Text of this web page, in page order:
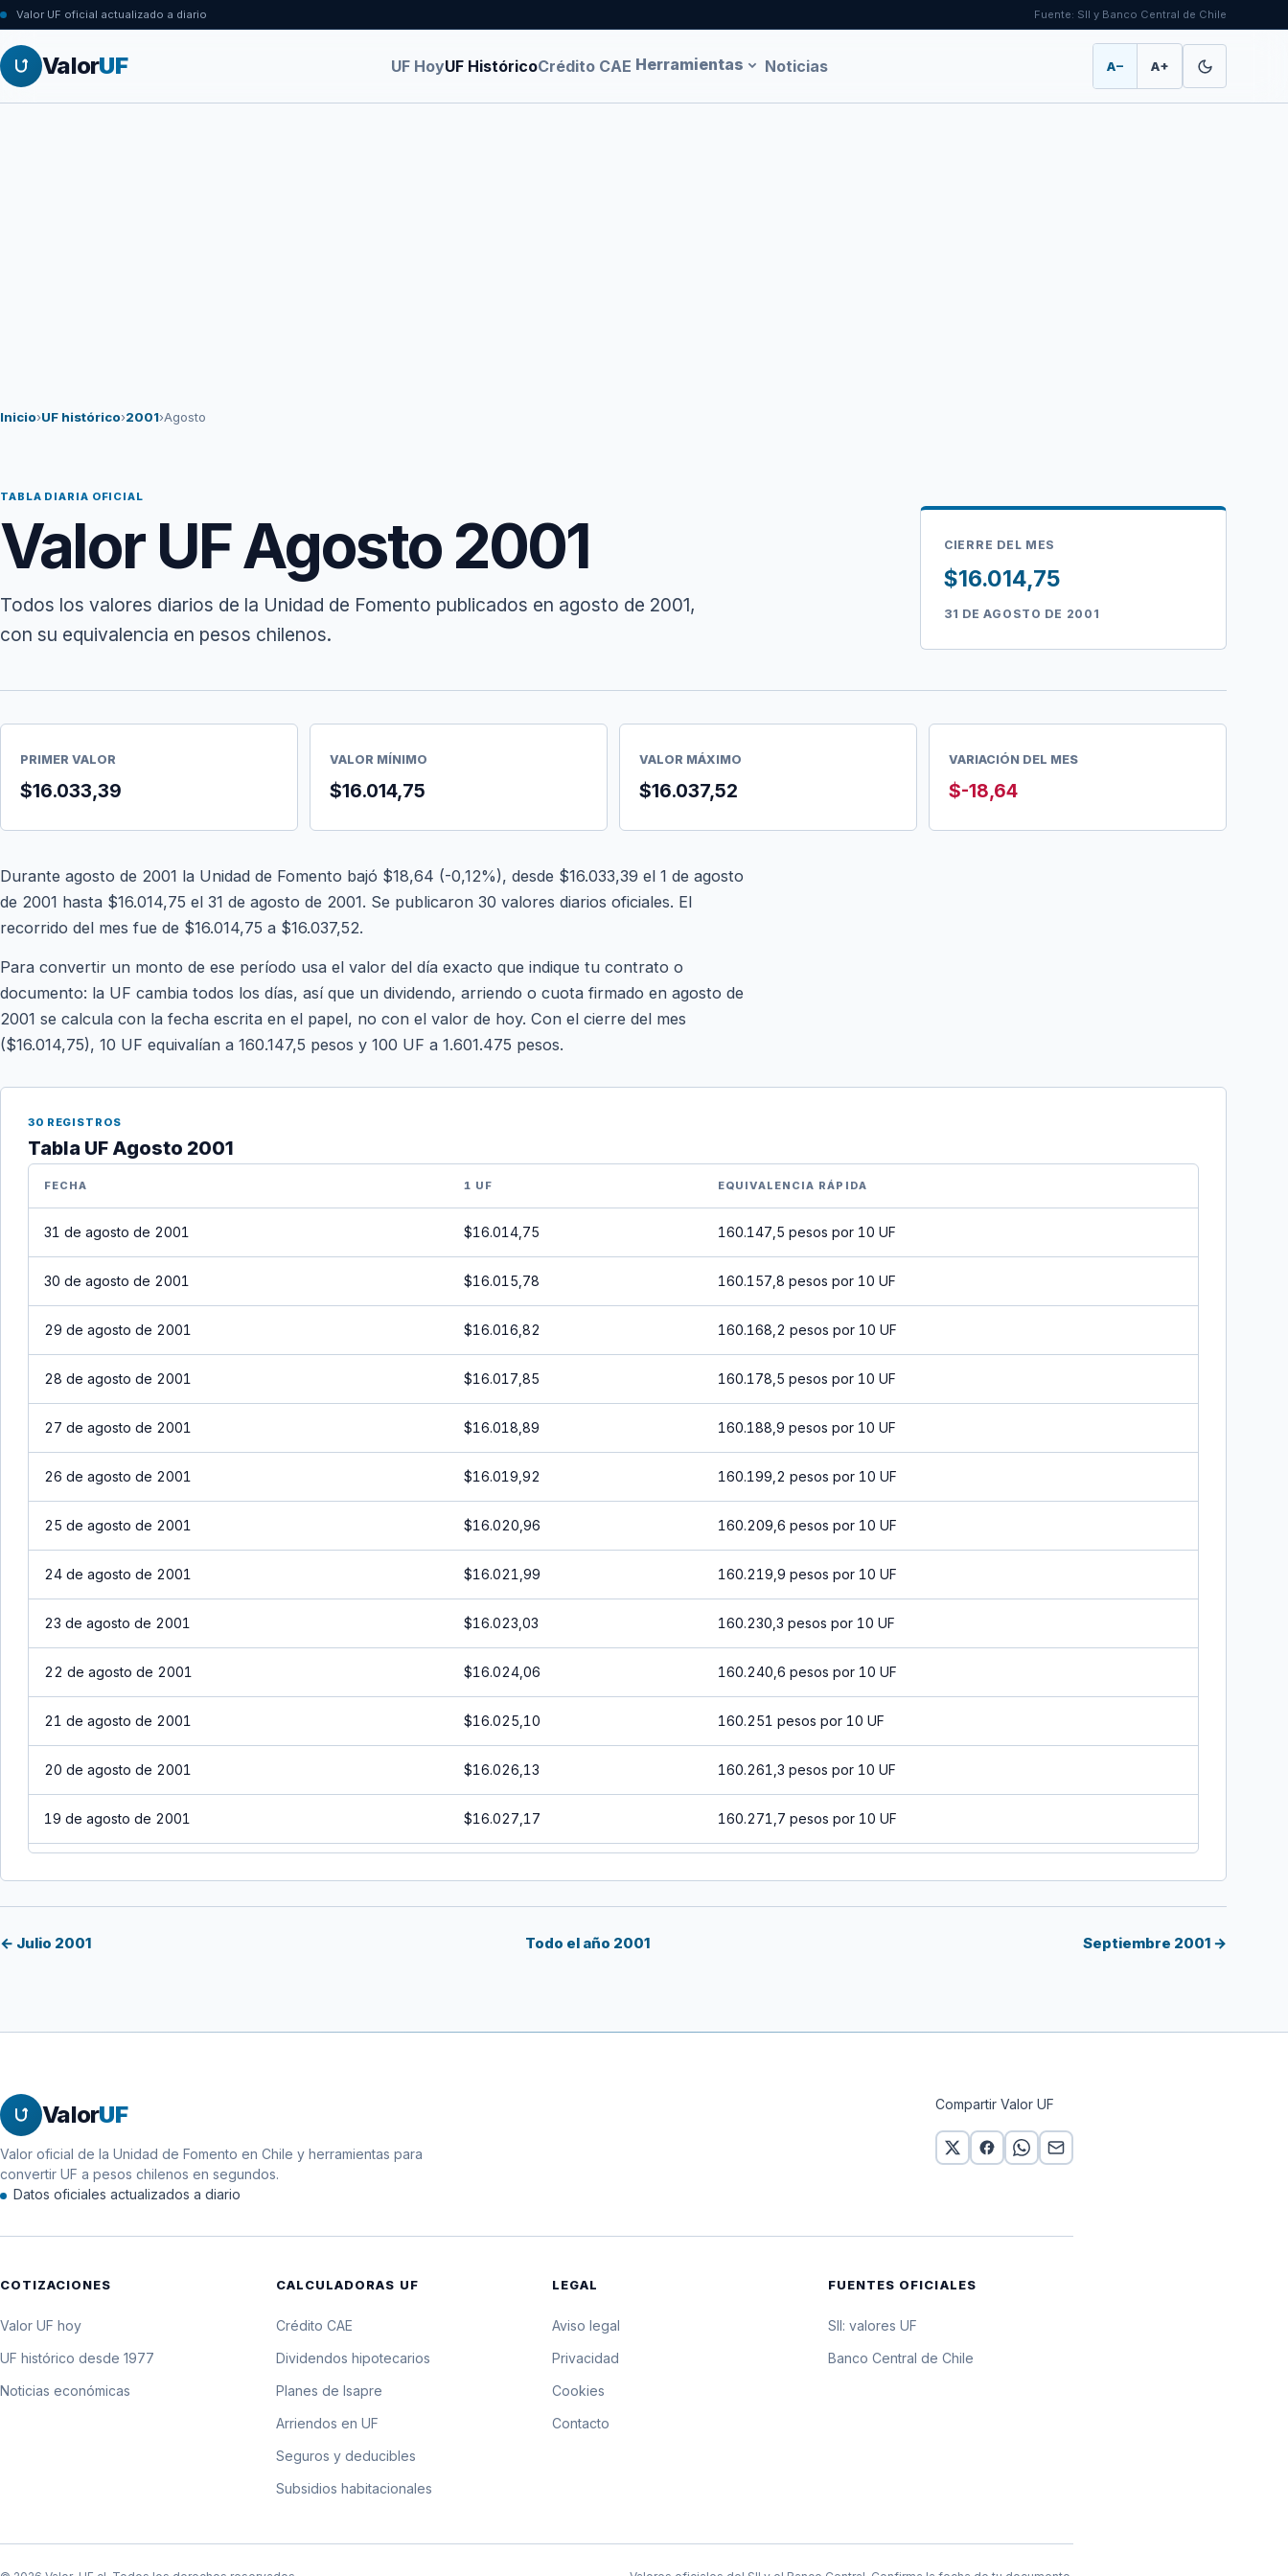
Valor UF oficial actualizado a diario Fuente: SII y Banco Central de Chile
ValorUF UF HoyUF HistóricoCrédito CAE Herramientas Noticias A− A+
Inicio›UF histórico›2001›Agosto
TABLA DIARIA OFICIAL
Valor UF Agosto 2001
Todos los valores diarios de la Unidad de Fomento publicados en agosto de 2001,
con su equivalencia en pesos chilenos.
CIERRE DEL MES
$16.014,75
31 DE AGOSTO DE 2001
PRIMER VALOR
$16.033,39
VALOR MÍNIMO
$16.014,75
VALOR MÁXIMO
$16.037,52
VARIACIÓN DEL MES
$-18,64
Durante agosto de 2001 la Unidad de Fomento bajó $18,64 (-0,12%), desde $16.033,39 el 1 de agosto
de 2001 hasta $16.014,75 el 31 de agosto de 2001. Se publicaron 30 valores diarios oficiales. El
recorrido del mes fue de $16.014,75 a $16.037,52.
Para convertir un monto de ese período usa el valor del día exacto que indique tu contrato o
documento: la UF cambia todos los días, así que un dividendo, arriendo o cuota firmado en agosto de
2001 se calcula con la fecha escrita en el papel, no con el valor de hoy. Con el cierre del mes
($16.014,75), 10 UF equivalían a 160.147,5 pesos y 100 UF a 1.601.475 pesos.
30 REGISTROS
Tabla UF Agosto 2001
FECHA 1 UF EQUIVALENCIA RÁPIDA
31 de agosto de 2001 $16.014,75 160.147,5 pesos por 10 UF
30 de agosto de 2001 $16.015,78 160.157,8 pesos por 10 UF
29 de agosto de 2001 $16.016,82 160.168,2 pesos por 10 UF
28 de agosto de 2001 $16.017,85 160.178,5 pesos por 10 UF
27 de agosto de 2001 $16.018,89 160.188,9 pesos por 10 UF
26 de agosto de 2001 $16.019,92 160.199,2 pesos por 10 UF
25 de agosto de 2001 $16.020,96 160.209,6 pesos por 10 UF
24 de agosto de 2001 $16.021,99 160.219,9 pesos por 10 UF
23 de agosto de 2001 $16.023,03 160.230,3 pesos por 10 UF
22 de agosto de 2001 $16.024,06 160.240,6 pesos por 10 UF
21 de agosto de 2001 $16.025,10 160.251 pesos por 10 UF
20 de agosto de 2001 $16.026,13 160.261,3 pesos por 10 UF
19 de agosto de 2001 $16.027,17 160.271,7 pesos por 10 UF
13 de agosto de 2001
12 de agosto de 2001
8 de agosto de 2001 160.370 pesos por 10 UF
← Julio 2001 Todo el año 2001 Septiembre 2001 →
ValorUF
Valor oficial de la Unidad de Fomento en Chile y herramientas para
convertir UF a pesos chilenos en segundos.
Datos oficiales actualizados a diario
Compartir Valor UF
COTIZACIONES
Valor UF hoy
UF histórico desde 1977
Noticias económicas
CALCULADORAS UF
Crédito CAE
Dividendos hipotecarios
Planes de Isapre
Arriendos en UF
Seguros y deducibles
Subsidios habitacionales
LEGAL
Aviso legal
Privacidad
Cookies
Contacto
FUENTES OFICIALES
SII: valores UF
Banco Central de Chile